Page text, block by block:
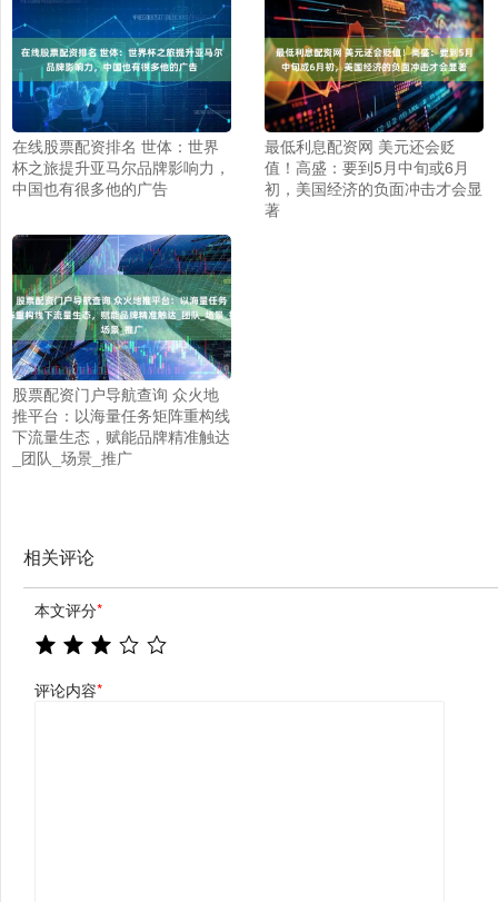
在线股票配资排名 世体：世界
杯之旅提升亚马尔品牌影响力，
中国也有很多他的广告
最低利息配资网 美元还会贬
值！高盛：要到5月中旬或6月
初，美国经济的负面冲击才会显
著
股票配资门户导航查询 众火地
推平台：以海量任务矩阵重构线
下流量生态，赋能品牌精准触达
_团队_场景_推广
相关评论
本文评分*
评论内容*